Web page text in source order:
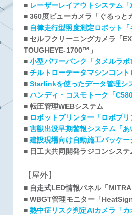
■ レーザーレイアウトシステム
■ 360度ビューカメラ「ぐるっと
■ 自律走行型照度測定ロボット「
■ セルフクリーニングカメラ「
TOUGHEYE-1700™」
■ 小型パワーバンク「タメルラボ
■ チルトローテータマシンコント
■ Starlinkを使ったデータ管理シ
■ハンディ・コスモトーク「
■ 転圧管理WEBシステム
■ ロボットプリンター「ロボプリ
■ 害獣出没早期警報システム「あ
■ 建設現場向け自動施工パッケー
■ 日工大共同開発ラジコンシステ
【屋外】
■ 自走式LED情報パネル「MITRA
■ WBGT管理モニター「HeatSign
■ 熱中症リスク判定AIカメラ「カ